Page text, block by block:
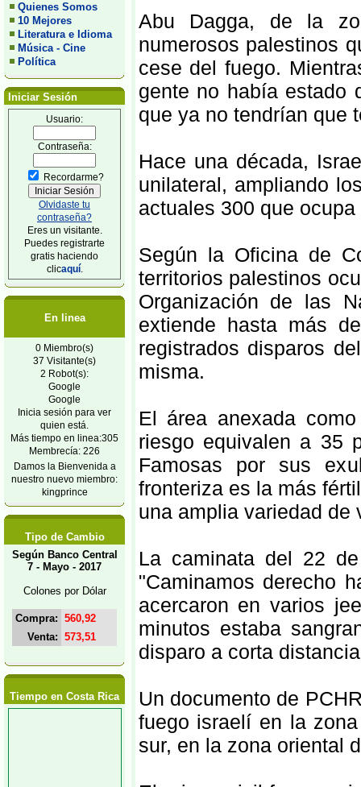
Quienes Somos
10 Mejores
Literatura e Idioma
Música - Cine
Política
Iniciar Sesión
Usuario:
Contraseña:
Recordarme?
Olvidaste tu
contraseña?
Eres un visitante.
Puedes registrarte
gratis haciendo
clicaquí.
En linea
0 Miembro(s)
37 Visitante(s)
2 Robot(s):
Google
Google
Inicia sesión para ver
quien está.
Más tiempo en linea:305
Membrecía: 226
Damos la Bienvenida a
nuestro nuevo miembro:
kingprince
Tipo de Cambio
Según Banco Central
7 - Mayo - 2017
Colones por Dólar
Compra: 560,92
Venta: 573,51
Tiempo en Costa Rica
Abu Dagga, de la
numerosos palestinos
cese del fuego.
gente no había estado
que ya no tendrían que
Hace una década,
unilateral, ampliando
actuales 300 que
Según la Oficina de
territorios palestinos
Organización de las
extiende hasta más
registrados disparos
misma.
El área anexada
riesgo equivalen a 35
Famosas por sus
fronteriza es la más
una amplia variedad de
La caminata del 22
"Caminamos derecho
acercaron en varios
minutos estaba
disparo a corta
Un documento de
fuego israelí en la
sur, en la zona oriental